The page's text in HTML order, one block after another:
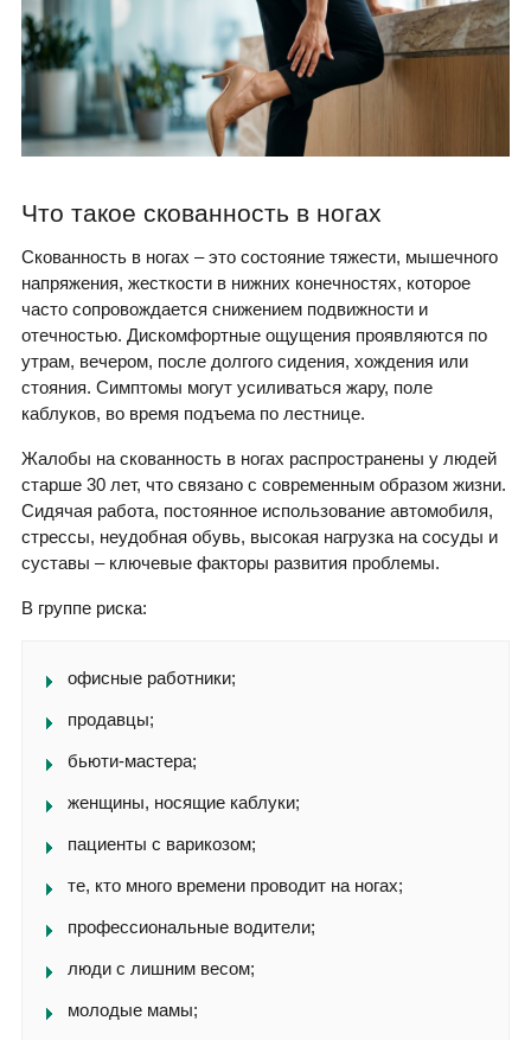
Что такое скованность в ногах
Скованность в ногах – это состояние тяжести, мышечного
напряжения, жесткости в нижних конечностях, которое
часто сопровождается снижением подвижности и
отечностью. Дискомфортные ощущения проявляются по
утрам, вечером, после долгого сидения, хождения или
стояния. Симптомы могут усиливаться жару, поле
каблуков, во время подъема по лестнице.
Жалобы на скованность в ногах распространены у людей
старше 30 лет, что связано с современным образом жизни.
Сидячая работа, постоянное использование автомобиля,
стрессы, неудобная обувь, высокая нагрузка на сосуды и
суставы – ключевые факторы развития проблемы.
В группе риска:
офисные работники;
продавцы;
бьюти-мастера;
женщины, носящие каблуки;
пациенты с варикозом;
те, кто много времени проводит на ногах;
профессиональные водители;
люди с лишним весом;
молодые мамы;